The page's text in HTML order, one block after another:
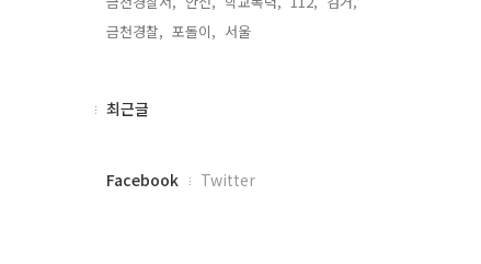
금천경찰, 포돌이, 서울,
최
최근글
페
Facebook Twitter